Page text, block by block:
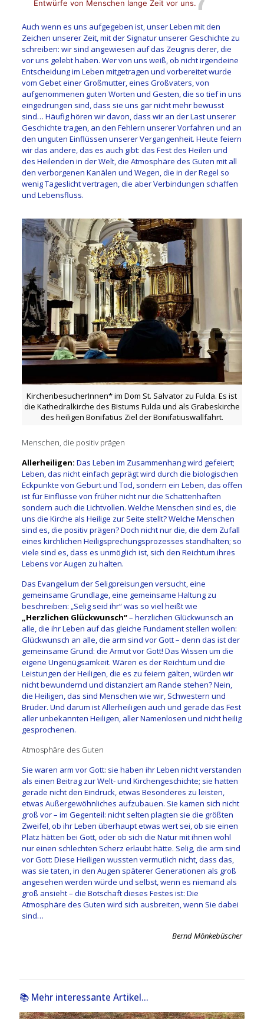
Entwürfe von Menschen lange Zeit vor uns.
Auch wenn es uns aufgegeben ist, unser Leben mit den
Zeichen unserer Zeit, mit der Signatur unserer Geschichte zu
schreiben: wir sind angewiesen auf das Zeugnis derer, die
vor uns gelebt haben. Wer von uns weiß, ob nicht irgendeine
Entscheidung im Leben mitgetragen und vorbereitet wurde
vom Gebet einer Großmutter, eines Großvaters, von
aufgenommenen guten Worten und Gesten, die so tief in uns
eingedrungen sind, dass sie uns gar nicht mehr bewusst
sind… Häufig hören wir davon, dass wir an der Last unserer
Geschichte tragen, an den Fehlern unserer Vorfahren und an
den unguten Einflüssen unserer Vergangenheit. Heute feiern
wir das andere, das es auch gibt: das Fest des Heilen und
des Heilenden in der Welt, die Atmosphäre des Guten mit all
den verborgenen Kanälen und Wegen, die in der Regel so
wenig Tageslicht vertragen, die aber Verbindungen schaffen
und Lebensfluss.
KirchenbesucherInnen* im Dom St. Salvator zu Fulda. Es ist
die Kathedralkirche des Bistums Fulda und als Grabeskirche
des heiligen Bonifatius Ziel der Bonifatiuswallfahrt.
Menschen, die positiv prägen
Allerheiligen: Das Leben im Zusammenhang wird gefeiert;
Leben, das nicht einfach geprägt wird durch die biologischen
Eckpunkte von Geburt und Tod, sondern ein Leben, das offen
ist für Einflüsse von früher nicht nur die Schattenhaften
sondern auch die Lichtvollen. Welche Menschen sind es, die
uns die Kirche als Heilige zur Seite stellt? Welche Menschen
sind es, die positiv prägen? Doch nicht nur die, die dem Zufall
eines kirchlichen Heiligsprechungsprozesses standhalten; so
viele sind es, dass es unmöglich ist, sich den Reichtum ihres
Lebens vor Augen zu halten.
Das Evangelium der Seligpreisungen versucht, eine
gemeinsame Grundlage, eine gemeinsame Haltung zu
beschreiben: „Selig seid ihr“ was so viel heißt wie
„Herzlichen Glückwunsch“– herzlichen Glückwunsch an
alle, die ihr Leben auf das gleiche Fundament stellen wollen:
Glückwunsch an alle, die arm sind vor Gott – denn das ist der
gemeinsame Grund: die Armut vor Gott! Das Wissen um die
eigene Ungenügsamkeit. Wären es der Reichtum und die
Leistungen der Heiligen, die es zu feiern gälten, würden wir
nicht bewundernd und distanziert am Rande stehen? Nein,
die Heiligen, das sind Menschen wie wir, Schwestern und
Brüder. Und darum ist Allerheiligen auch und gerade das Fest
aller unbekannten Heiligen, aller Namenlosen und nicht heilig
gesprochenen.
Atmosphäre des Guten
Sie waren arm vor Gott: sie haben ihr Leben nicht verstanden
als einen Beitrag zur Welt- und Kirchengeschichte; sie hatten
gerade nicht den Eindruck, etwas Besonderes zu leisten,
etwas Außergewöhnliches aufzubauen. Sie kamen sich nicht
groß vor – im Gegenteil: nicht selten plagten sie die größten
Zweifel, ob ihr Leben überhaupt etwas wert sei, ob sie einen
Platz hätten bei Gott, oder ob sich die Natur mit ihnen wohl
nur einen schlechten Scherz erlaubt hätte. Selig, die arm sind
vor Gott: Diese Heiligen wussten vermutlich nicht, dass das,
was sie taten, in den Augen späterer Generationen als groß
angesehen werden würde und selbst, wenn es niemand als
groß ansieht – die Botschaft dieses Festes ist: Die
Atmosphäre des Guten wird sich ausbreiten, wenn Sie dabei
sind…
Bernd Mönkebüscher
📚 Mehr interessante Artikel...